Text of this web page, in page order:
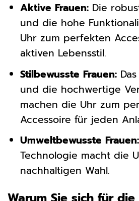
Aktive Frauen:Die
und die hohe
Uhr zum perfekten
aktiven Lebensstil.
Stilbewusste Frauen:Das
und die hochwertige
machen die Uhr zum
Accessoire für jeden
Umweltbewusste Frauen:
Technologie macht die
nachhaltigen Wahl.